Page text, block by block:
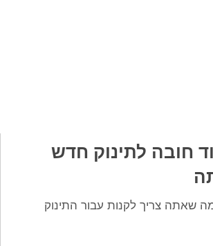
חובה לתינוק חדש
שאתה צריך לקנות עבור התינוק